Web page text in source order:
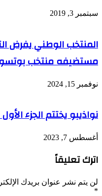
سبتمبر 3, 2019
المنتخب الوطني يفرض
مستضيفه منتخب
نوفمبر 15, 2024
نواذيبو يختتم الجزء
أغسطس 7, 2023
اترك تعليقاً
لن يتم نشر عنوان بريدك
*